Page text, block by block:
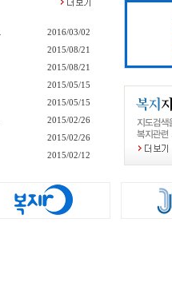
2016/03/02
2015/08/21
2015/08/21
2015/05/15
2015/05/15
2015/02/26
2015/02/26
2015/02/12